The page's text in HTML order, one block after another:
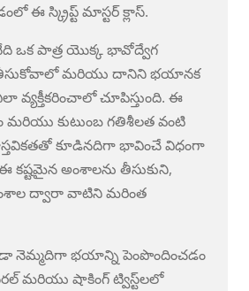
ఈ స్క్రిప్ట్ మాస్టర్ క్లాస్.
ఒక పాత్ర యొక్క భావోద్వేగ
మరియు దానిని భయానక
వ్యక్తీకరించాలో చూపిస్తుంది. ఈ
మరియు కుటుంబ గతిశీలత వంటి
కూడినదిగా భావించే విధంగా
ఈ కష్టమైన అంశాలను తీసుకుని,
ద్వారా వాటిని మరింత
నెమ్మదిగా భయాన్ని పెంపొందించడం
మరియు షాకింగ్ ట్విస్ట్‌లలో